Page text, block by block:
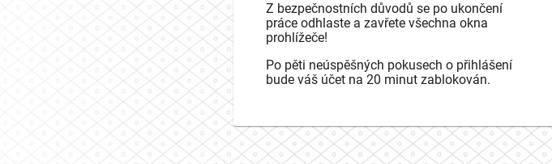
Z bezpečnostních důvodů se po ukončení
práce odhlaste a zavřete všechna okna
prohlížeče!
Po pěti neúspěšných pokusech o přihlášení
bude váš účet na 20 minut zablokován.